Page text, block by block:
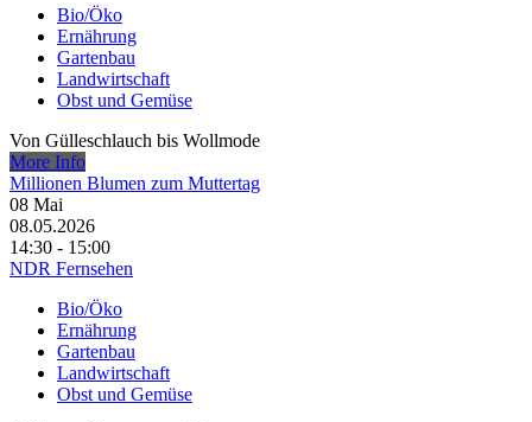
Bio/Öko
Ernährung
Gartenbau
Landwirtschaft
Obst und Gemüse
Von Gülleschlauch bis Wollmode
More Info
Millionen Blumen zum Muttertag
08 Mai
08.05.2026
14:30 - 15:00
NDR Fernsehen
Bio/Öko
Ernährung
Gartenbau
Landwirtschaft
Obst und Gemüse